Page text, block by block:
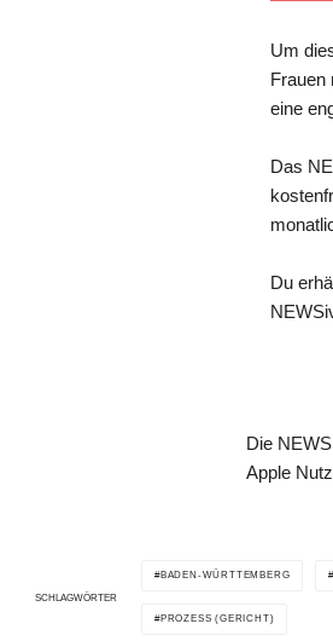
Um
Frauen
eine
Das
Du
Die
Apple
SCHLAGWÖRTER
BADEN-WÜRTTEMBERG
PROZESS (GERICHT)